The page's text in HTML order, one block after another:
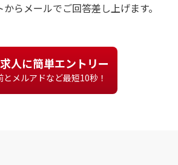
らメールでご回答差し上げます。
人に簡単エントリー
とメルアドなど最短10秒！